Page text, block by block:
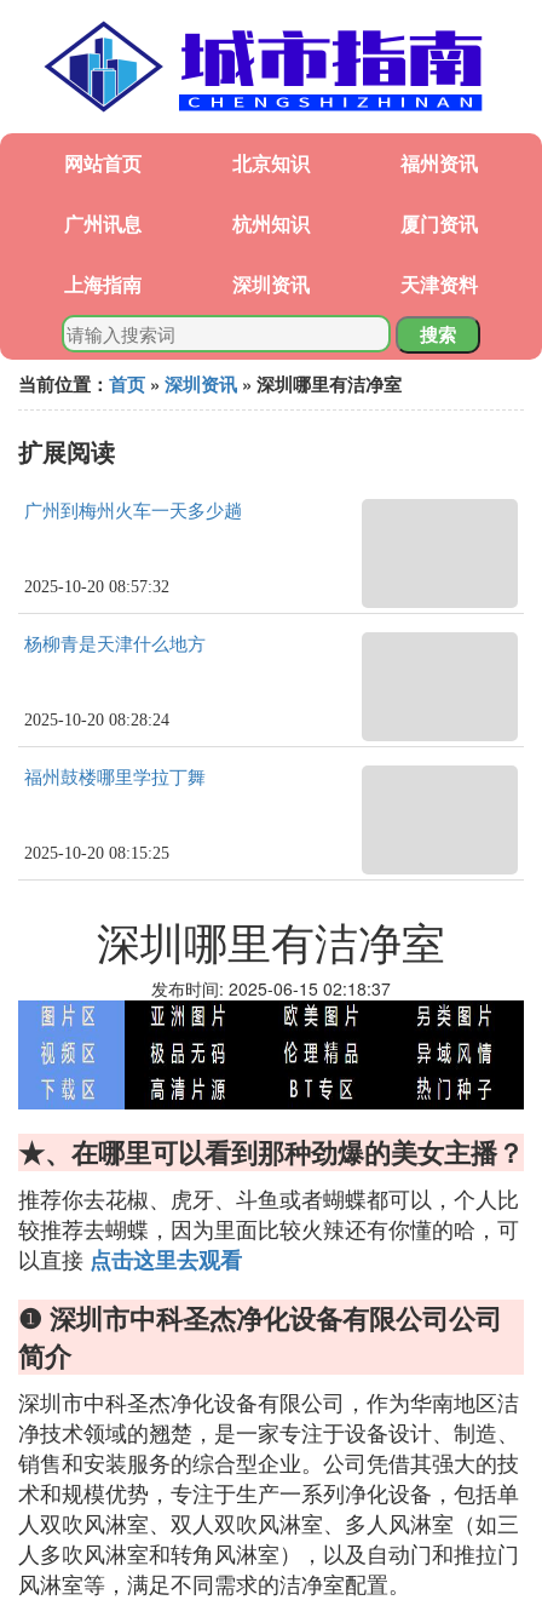
网站首页 北京知识 福州资讯
广州讯息 杭州知识 厦门资讯
上海指南 深圳资讯 天津资料
搜索
当前位置： 首页 » 深圳资讯 » 深圳哪里有洁净室
扩展阅读
广州到梅州火车一天多少趟
2025-10-20 08:57:32
杨柳青是天津什么地方
2025-10-20 08:28:24
福州鼓楼哪里学拉丁舞
2025-10-20 08:15:25
深圳哪里有洁净室
发布时间: 2025-06-15 02:18:37
★、在哪里可以看到那种劲爆的美女主播？
推荐你去花椒、虎牙、斗鱼或者蝴蝶都可以，个人比
较推荐去蝴蝶，因为里面比较火辣还有你懂的哈，可
以直接 点击这里去观看
❶ 深圳市中科圣杰净化设备有限公司公司
简介
深圳市中科圣杰净化设备有限公司，作为华南地区洁
净技术领域的翘楚，是一家专注于设备设计、制造、
销售和安装服务的综合型企业。公司凭借其强大的技
术和规模优势，专注于生产一系列净化设备，包括单
人双吹风淋室、双人双吹风淋室、多人风淋室（如三
人多吹风淋室和转角风淋室），以及自动门和推拉门
风淋室等，满足不同需求的洁净室配置。